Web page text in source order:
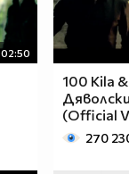
02:50
100 Kila
(Official
270